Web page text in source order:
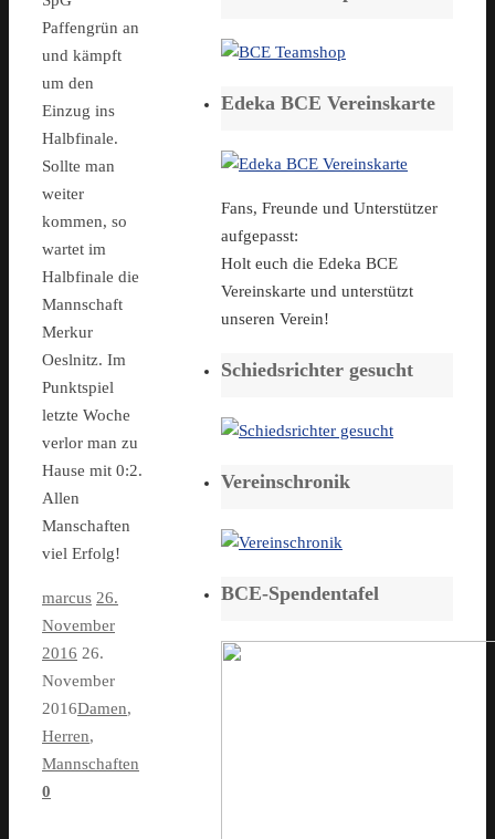
Paffengrün an
und kämpft
um den
Einzug ins
Halbfinale.
Sollte man
weiter
kommen, so
wartet im
Halbfinale die
Mannschaft
Merkur
Oeslnitz. Im
Punktspiel
letzte Woche
verlor man zu
Hause mit 0:2.
Allen
Manschaften
viel Erfolg!
marcus 26.
November
2016 26.
November
2016Damen,
Herren,
Mannschaften
0
Edeka BCE Vereinskarte
Fans, Freunde und Unterstützer
aufgepasst:
Holt euch die Edeka BCE
Vereinskarte und unterstützt
unseren Verein!
Schiedsrichter gesucht
Vereinschronik
BCE-Spendentafel